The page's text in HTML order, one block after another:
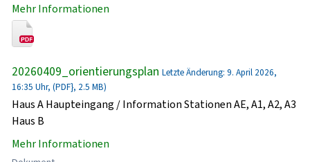
Mehr Informationen
20260409_orientierungsplan Letzte Änderung: 9. April 2026,
16:35 Uhr, (PDF}, 2.5 MB)
Haus A Haupteingang / Information Stationen AE, A1, A2, A3
Haus B
Mehr Informationen